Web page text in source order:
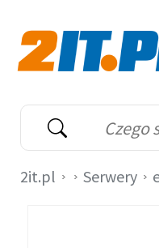
Wyszukiwarka
Słowo kluczowe
2it.pl Serwery